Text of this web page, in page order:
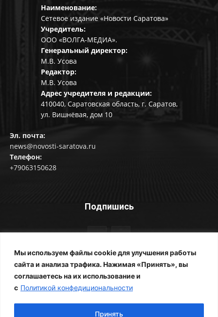
Мы используем файлы cookie для улучшения работы
сайта и анализа трафика. Нажимая «Принять», вы
соглашаетесь на их использование и
с Политикой конфедициональности
Принять
Наименование:
Сетевое издание «Новости Саратова»
Учредитель:
ООО «ВОЛГА-МЕДИА».
Генеральный директор:
М.В. Усова
Редактор:
М.В. Усова
Адрес учредителя и редакции:
410040, Саратовская область, г. Саратов,
ул. Вишнёвая, дом 10
Эл. почта:
news@novosti-saratova.ru
Телефон:
+79063150628
Подпишись
© Новости Саратова 2014-2025
Главная Рубрики Все новости Контакты
Фотоальбомы